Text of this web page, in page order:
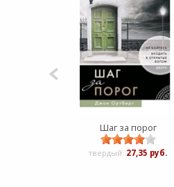
Шаг за порог
твердый: 27,35 руб.